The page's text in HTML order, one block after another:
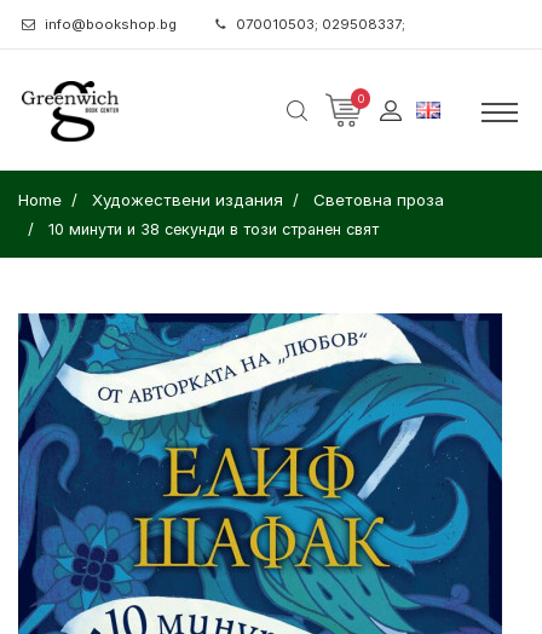
info@bookshop.bg 070010503; 029508337;
0
Home Художествени издания Световна проза
10 минути и 38 секунди в този странен свят